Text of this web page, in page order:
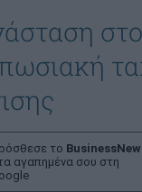
το
αγαπημένα σου στη